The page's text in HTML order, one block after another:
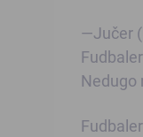
—Jučer
Nedugo